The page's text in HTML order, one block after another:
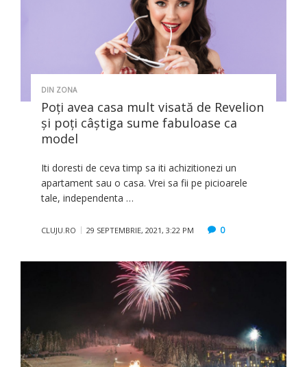
DIN ZONA
Poţi avea casa mult visată de Revelion
şi poţi câştiga sume fabuloase ca
model
Iti doresti de ceva timp sa iti achizitionezi un
apartament sau o casa. Vrei sa fii pe picioarele
tale, independenta …
CLUJU.RO 29 SEPTEMBRIE, 2021, 3:22 PM 0